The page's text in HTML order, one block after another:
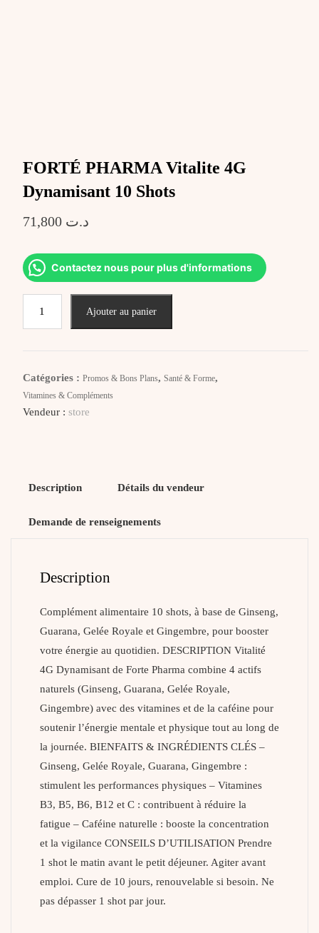
FORTÉ PHARMA Vitalite 4G
Dynamisant 10 Shots
د.ت 71,800
Contactez nous pour plus d'informations
Ajouter au panier
Catégories : Promos & Bons Plans, Santé & Forme,
Vitamines & Compléments
Vendeur : store
Description Détails du vendeur
Demande de renseignements
Description
Complément alimentaire 10 shots, à base de Ginseng,
Guarana, Gelée Royale et Gingembre, pour booster
votre énergie au quotidien. DESCRIPTION Vitalité
4G Dynamisant de Forte Pharma combine 4 actifs
naturels (Ginseng, Guarana, Gelée Royale,
Gingembre) avec des vitamines et de la caféine pour
soutenir l’énergie mentale et physique tout au long de
la journée. BIENFAITS & INGRÉDIENTS CLÉS –
Ginseng, Gelée Royale, Guarana, Gingembre :
stimulent les performances physiques – Vitamines
B3, B5, B6, B12 et C : contribuent à réduire la
fatigue – Caféine naturelle : booste la concentration
et la vigilance CONSEILS D’UTILISATION Prendre
1 shot le matin avant le petit déjeuner. Agiter avant
emploi. Cure de 10 jours, renouvelable si besoin. Ne
pas dépasser 1 shot par jour.